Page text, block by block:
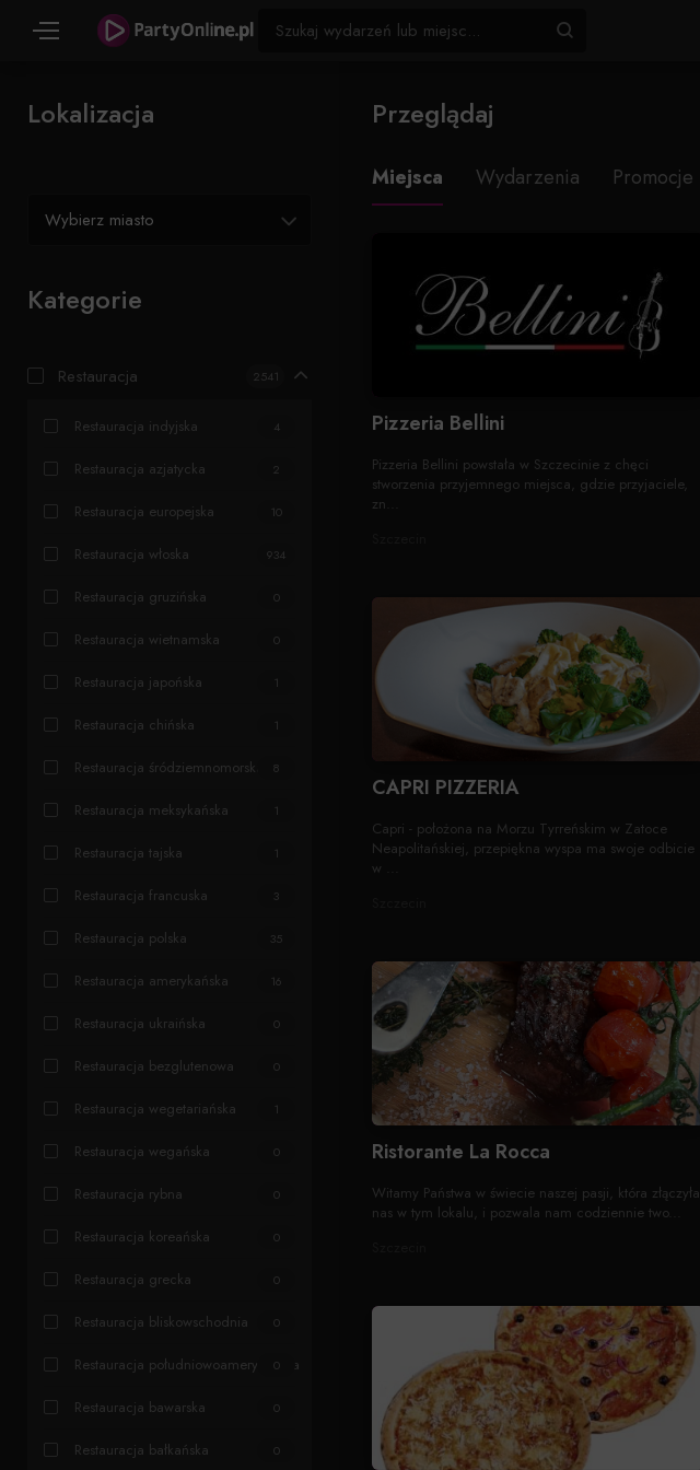
Lokalizacja
Wybierz miasto
Kategorie
Restauracja 2541
Restauracja indyjska 4
Restauracja azjatycka 2
Restauracja europejska 10
Restauracja włoska 934
Restauracja gruzińska 0
Restauracja wietnamska 0
Restauracja japońska 1
Restauracja chińska 1
Restauracja śródziemnomorska 8
Restauracja meksykańska 1
Restauracja tajska 1
Restauracja francuska 3
Restauracja polska 35
Restauracja amerykańska 16
Restauracja ukraińska 0
Restauracja bezglutenowa 0
Restauracja wegetariańska 1
Restauracja wegańska 0
Restauracja rybna 0
Restauracja koreańska 0
Restauracja grecka 0
Restauracja bliskowschodnia 0
Restauracja południowoamerykańska
0
Restauracja bawarska 0
Restauracja bałkańska 0
Przeglądaj
Miejsca Wydarzenia Promocje
Pizzeria Bellini
Pizzeria Bellini powstała w Szczecinie z chęci
stworzenia przyjemnego miejsca, gdzie przyjaciele,
zn...
CAPRI PIZZERIA
Capri - położona na Morzu Tyrreńskim w Zatoce
Neapolitańskiej, przepiękna wyspa ma swoje odbicie
w ...
Ristorante La Rocca
Witamy Państwa w świecie naszej pasji, która złączyła
nas w tym lokalu, i pozwala nam codziennie two...